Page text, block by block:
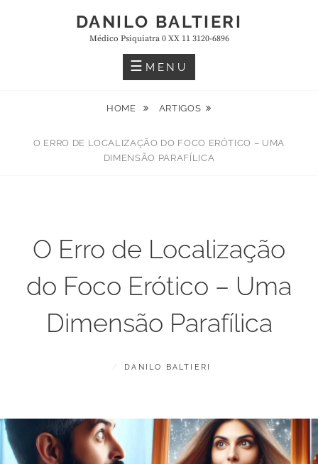
DANILO BALTIERI
Médico Psiquiatra 0 XX 11 3120-6896
MENU
HOME ARTIGOS
O ERRO DE LOCALIZAÇÃO DO FOCO ERÓTICO – UMA
DIMENSÃO PARAFÍLICA
O Erro de Localização
do Foco Erótico – Uma
Dimensão Parafílica
POSTED
O
2
4
,
BY
DANILO BALTIERI